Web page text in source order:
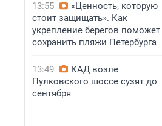
13:55
«Ценность, которую
стоит защищать». Как
укрепление берегов поможет
сохранить пляжи Петербурга
13:49
КАД возле
Пулковского шоссе сузят до
сентября